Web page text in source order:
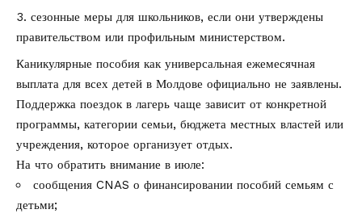
сезонные меры для школьников, если они утверждены
правительством или профильным министерством.
Каникулярные пособия как универсальная ежемесячная
выплата для всех детей в Молдове официально не заявлены.
Поддержка поездок в лагерь чаще зависит от конкретной
программы, категории семьи, бюджета местных властей или
учреждения, которое организует отдых.
На что обратить внимание в июле:
сообщения CNAS о финансировании пособий семьям с
детьми;